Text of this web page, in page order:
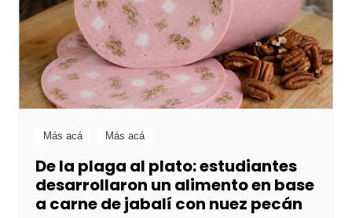
Más acá Más acá
De la plaga al plato: estudiantes
desarrollaron un alimento en base
a carne de jabalí con nuez pecán